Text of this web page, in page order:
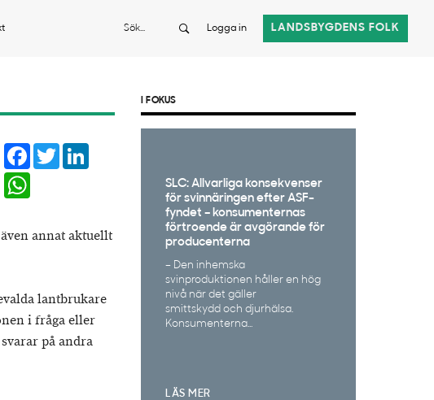
Sök Logga in LANDSBYGDENS FOLK
Facebook
Twitter
annat aktuellt
lantbrukare
i fråga eller
på andra
I FOKUS
SLC: Allvarliga konsekvenser
för svinnäringen efter ASF-
fyndet – konsumenternas
förtroende är avgörande för
producenterna
– Den inhemska
svinproduktionen håller en hög
nivå när det gäller
smittskydd och djurhälsa.
Konsumenterna...
LÄS MER